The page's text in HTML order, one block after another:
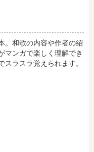
。和歌の内容や作者の紹
マンガで楽しく理解でき
スラスラ覚えられます。